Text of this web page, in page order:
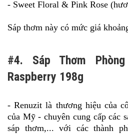
- Sweet Floral & Pink Rose
Sáp thơm này có mức giá
#4. Sáp Thơm
Raspberry 198g
- Renuzit là thương hiệu của
của Mỹ - chuyên cung cấp các
sáp thơm,... với các thành